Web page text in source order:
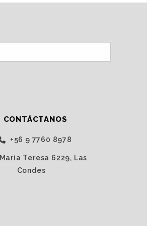
CONTÁCTANOS
‭+56 9 7760 8978‬
Maria Teresa 6229, Las
Condes